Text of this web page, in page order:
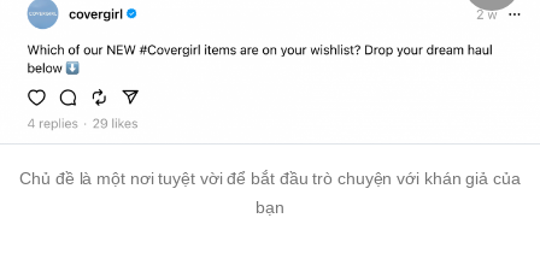
Chủ đề là một nơi tuyệt vời để bắt đầu trò chuyện với khán giả của
bạn